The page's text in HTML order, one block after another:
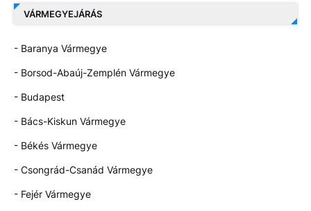
VÁRMEGYEJÁRÁS
- Baranya Vármegye
- Borsod-Abaúj-Zemplén Vármegye
- Budapest
- Bács-Kiskun Vármegye
- Békés Vármegye
- Csongrád-Csanád Vármegye
- Fejér Vármegye